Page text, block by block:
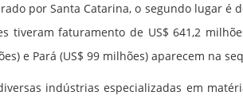
por Santa Catarina, o segundo lugar é
tiveram faturamento de US$ 641,2
e Pará (US$ 99 milhões) aparecem na
indústrias especializadas em